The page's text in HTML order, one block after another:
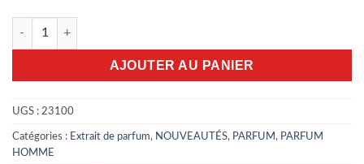
quantité de Montblanc Legend Elixir 100ml
AJOUTER AU PANIER
UGS : 23100
Catégories : Extrait de parfum, NOUVEAUTÉS, PARFUM , PARFUM
HOMME